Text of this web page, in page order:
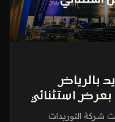
بالرياض
شركة التوريدات